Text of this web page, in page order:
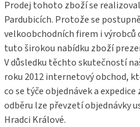
Prodej tohoto zboží se
Pardubicích. Protože se
velkoobchodních firem i výrobců
tuto širokou nabídku zboží
V důsledku těchto skutečností
roku 2012 internetový obchod,
co se týče objednávek a
odběru lze převzetí objednávky
Hradci Králové.